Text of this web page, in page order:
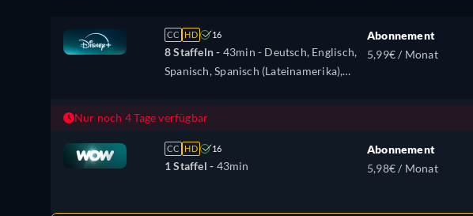
CC HD 16
8 Staffeln - 43min - Deutsch, Englisch,
Spanisch, Spanisch (Lateinamerika),
(Brasilien), Türkisch
Abonnement
5,99€ / Monat
Nur noch 4 Tage verfügbar
CC HD 16
1 Staffel - 43min
Abonnement
5,98€ / Monat